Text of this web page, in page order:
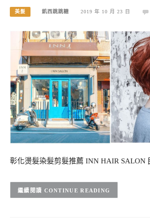
美髮 凱西跳跳糖 2019 年 10 月 23 日
彰化燙髮染髮剪髮推薦 INN HAIR SALON
CONTINUE READING